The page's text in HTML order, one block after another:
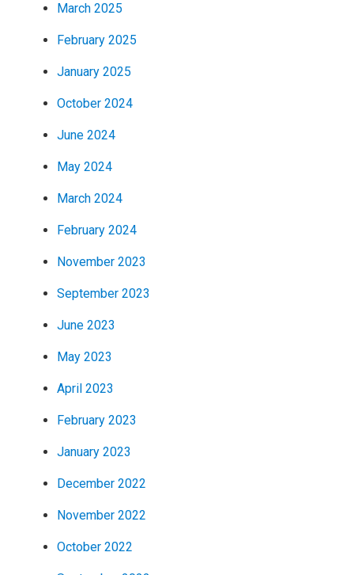
March 2025
February 2025
January 2025
October 2024
June 2024
May 2024
March 2024
February 2024
November 2023
September 2023
June 2023
May 2023
April 2023
February 2023
January 2023
December 2022
November 2022
October 2022